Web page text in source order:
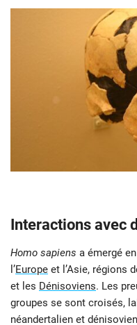
Interactions avec
Homo sapiens a émergé en
l’Europe et l’Asie, régions
et les Dénisoviens. Les
groupes se sont croisés,
néandertalien et